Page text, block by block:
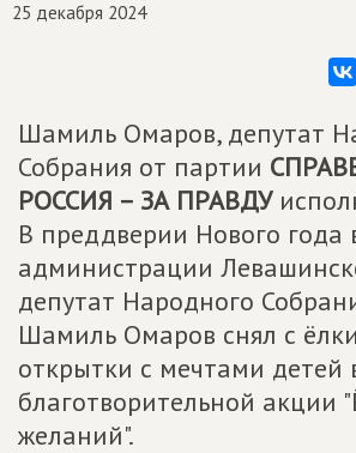
25 декабря 2024
Шамиль Омаров, депутат
Собрания от партии
РОССИЯ – ЗА ПРАВДУ
В преддверии Нового года
администрации
депутат Народного
Шамиль Омаров снял с
открытки с мечтами детей
благотворительной акции
желаний".